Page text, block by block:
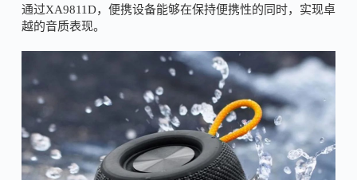
通过XA9811D，便携设备能够在保持便携性的同时，实现卓
越的音质表现。